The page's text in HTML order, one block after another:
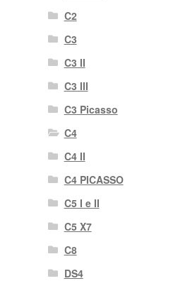
C2
C3
C3 II
C3 III
C3 Picasso
C4
C4 II
C4 PICASSO
C5 I e II
C5 X7
C8
DS4